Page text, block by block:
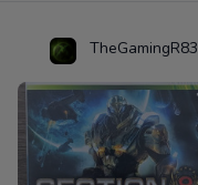
TheGamingR83